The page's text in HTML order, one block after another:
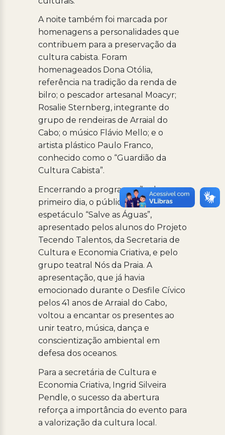
A noite também foi marcada por
homenagens a personalidades que
contribuem para a preservação da
cultura cabista. Foram
homenageados Dona Otólia,
referência na tradição da renda de
bilro; o pescador artesanal Moacyr;
Rosalie Sternberg, integrante do
grupo de rendeiras de Arraial do
Cabo; o músico Flávio Mello; e o
artista plástico Paulo Franco,
conhecido como o “Guardião da
Cultura Cabista”.
Encerrando a programação do
primeiro dia, o público pôde rever o
espetáculo “Salve as Águas”,
apresentado pelos alunos do Projeto
Tecendo Talentos, da Secretaria de
Cultura e Economia Criativa, e pelo
grupo teatral Nós da Praia. A
apresentação, que já havia
emocionado durante o Desfile Cívico
pelos 41 anos de Arraial do Cabo,
voltou a encantar os presentes ao
unir teatro, música, dança e
conscientização ambiental em
defesa dos oceanos.
Para a secretária de Cultura e
Economia Criativa, Ingrid Silveira
Pendle, o sucesso da abertura
reforça a importância do evento para
a valorização da cultura local.